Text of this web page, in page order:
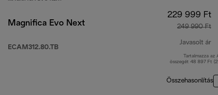
Magnifica Evo Next
ECAM312.80.TB
229 999 Ft
249 990 Ft
Javasolt ár
Tartalmazza az
összegét 48 897 Ft
Összehasonlítás